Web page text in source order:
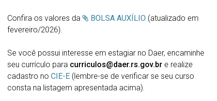
Confira os valores da BOLSA AUXÍLIO (atualizado em
fevereiro/2026).
Se você possui interesse em estagiar no Daer, encaminhe
seu currículo para curriculos@daer.rs.gov.br e realize
cadastro no CIE-E (lembre-se de verificar se seu curso
consta na listagem apresentada acima).